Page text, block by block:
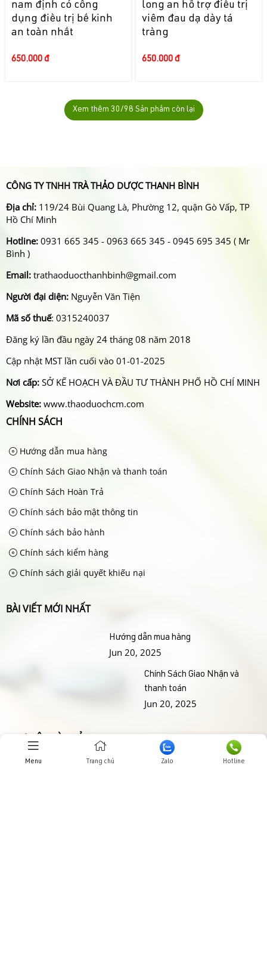
nam định có công
dụng điều trị bế kinh
an toàn nhất
650.000 đ
long an hỗ trợ điều trị
viêm đau dạ dày tá
tràng
650.000 đ
Xem thêm 30/98 Sản phẩm còn lại
CÔNG TY TNHH TRÀ THẢO DƯỢC THANH BÌNH
Địa chỉ: 119/24 Bùi Quang Là, Phường 12, quận Gò Vấp, TP
Hồ Chí Minh
Hotline: 0931 665 345 - 0963 665 345 - 0945 695 345 ( Mr
Bình )
Email: trathaoduocthanhbinh@gmail.com
Người đại diện: Nguyễn Văn Tiện
Mã số thuế: 0315240037
Đăng ký lần đầu ngày 24 tháng 08 năm 2018
Cập nhật MST lần cuối vào 01-01-2025
Nơi cấp: SỞ KẾ HOẠCH VÀ ĐẦU TƯ THÀNH PHỐ HỒ CHÍ MINH
Website: www.thaoduochcm.com
CHÍNH SÁCH
Hướng dẫn mua hàng
Chính Sách Giao Nhận và thanh toán
Chính Sách Hoàn Trả
Chính sách bảo mật thông tin
Chính sách bảo hành
Chính sách kiểm hàng
Chính sách giải quyết khiếu nại
BÀI VIẾT MỚI NHẤT
Hướng dẫn mua hàng
Jun 20, 2025
Chính Sách Giao Nhận và
thanh toán
Jun 20, 2025
THƯ VIỆN HÌNH ẢNHH
Menu Trang chủ Zalo Hotline